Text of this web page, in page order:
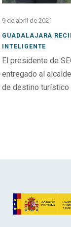
9 de abril de 2021
GUADALAJARA
INTELIGENTE
El presidente de
entregado al
de destino turístico